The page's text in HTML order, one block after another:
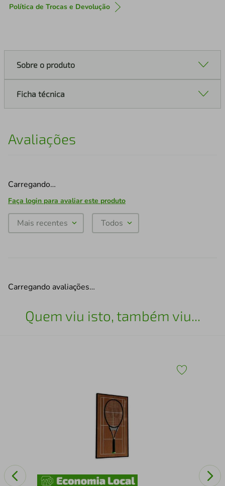
Política de Trocas e Devolução
Sobre o produto
Ficha técnica
Avaliações
Carregando…
Faça login para avaliar este produto
Mais recentes Todos
Carregando avaliações…
Quem viu isto, também viu...